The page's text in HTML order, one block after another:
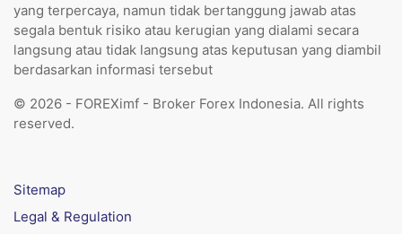
yang terpercaya, namun tidak bertanggung jawab atas
segala bentuk risiko atau kerugian yang dialami secara
langsung atau tidak langsung atas keputusan yang diambil
berdasarkan informasi tersebut
© 2026 - FOREXimf - Broker Forex Indonesia. All rights
reserved.
Sitemap
Legal & Regulation